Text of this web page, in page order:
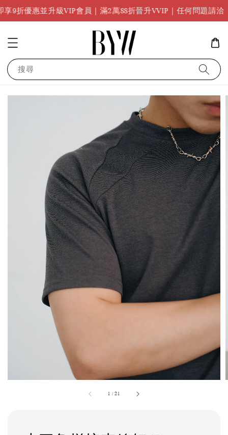
升級VIP會員｜滿2萬88折晉升VVIP｜任何問題請洽 任何問
搜尋
1 /21